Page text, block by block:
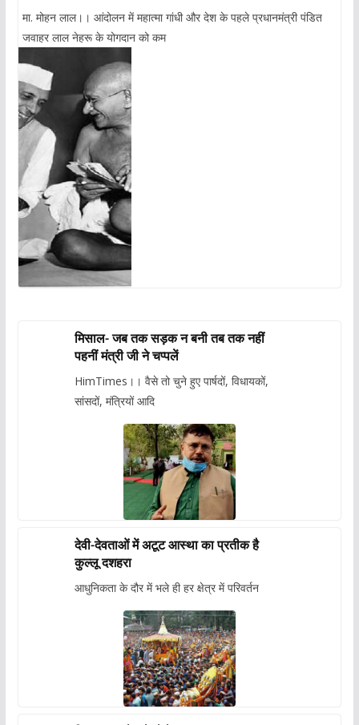
मा. मोहन लाल।। आंदोलन में महात्मा गांधी और देश के पहले प्रधानमंत्री पंडित
जवाहर लाल नेहरू के योगदान को कम
मिसाल- जब तक सड़क न बनी तब तक नहीं
पहनीं मंत्री जी ने चप्पलें
HimTimes।। वैसे तो चुने हुए पार्षदों, विधायकों,
सांसदों, मंत्रियों आदि
देवी-देवताओं में अटूट आस्था का प्रतीक है
कुल्लू दशहरा
आधुनिकता के दौर में भले ही हर क्षेत्र में परिवर्तन